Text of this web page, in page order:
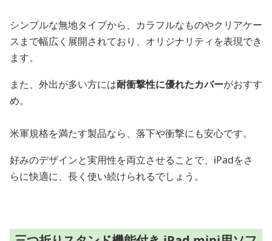
シンプルな無地タイプから、カラフルなものやクリアケー
スまで幅広く展開されており、オリジナリティを表現でき
ます。
また、外出が多い方には耐衝撃性に優れたカバーがおすす
め。
米軍規格を満たす製品なら、落下や衝撃にも安心です。
好みのデザインと実用性を両立させることで、iPadをさ
らに快適に、長く使い続けられるでしょう。